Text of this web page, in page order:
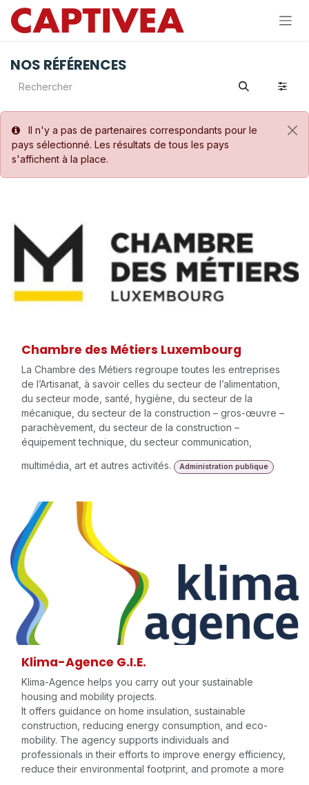
Se rendre au contenu
NOS RÉFÉRENCES
Il n'y a pas de partenaires correspondants pour le
pays sélectionné. Les résultats de tous les pays
s'affichent à la place.
Chambre des Métiers Luxembourg
La Chambre des Métiers regroupe toutes les entreprises
de l’Artisanat, à savoir celles du secteur de l’alimentation,
du secteur mode, santé, hygiène, du secteur de la
mécanique, du secteur de la construction – gros-œuvre –
parachèvement, du secteur de la construction –
équipement technique, du secteur communication,
multimédia, art et autres activités.
Administration publique
Klima-Agence G.I.E.
Klima-Agence helps you carry out your sustainable
housing and mobility projects.
It offers guidance on home insulation, sustainable
construction, reducing energy consumption, and eco-
mobility. The agency supports individuals and
professionals in their efforts to improve energy efficiency,
reduce their environmental footprint, and promote a more